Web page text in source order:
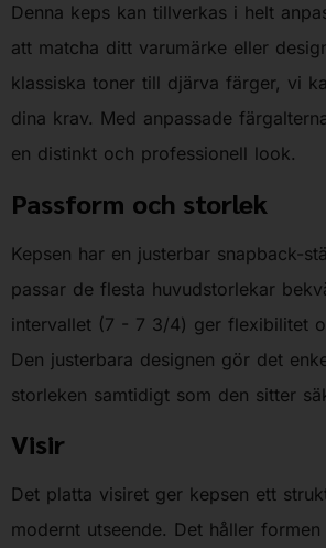
Denna keps kan tillverkas i helt
att matcha ditt varumärke eller
klassiska toner till djärva färger, vi
dina krav. Med anpassade
en distinkt och professionell look.
Passform och storlek
Kepsen har en justerbar snapback-
passar de flesta huvudstorlekar
intervallet (7 - 7 3/4) ger flexibilitet
Den justerbara designen gör det
storleken samtidigt som den sitter
Visir
Det platta visiret ger kepsen ett
modernt utseende. Det håller